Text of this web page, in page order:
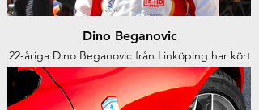
Dino Beganovic
22-åriga Dino Beganovic från Linköping har kört
sig hela vägen upp till Formula 2 och även testat
Ferraris Formel 1 bil.